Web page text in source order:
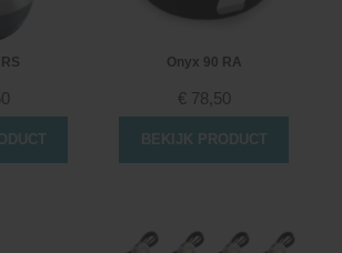
Onyx 90 RA
€ 78,50
BEKIJK PRODUCT